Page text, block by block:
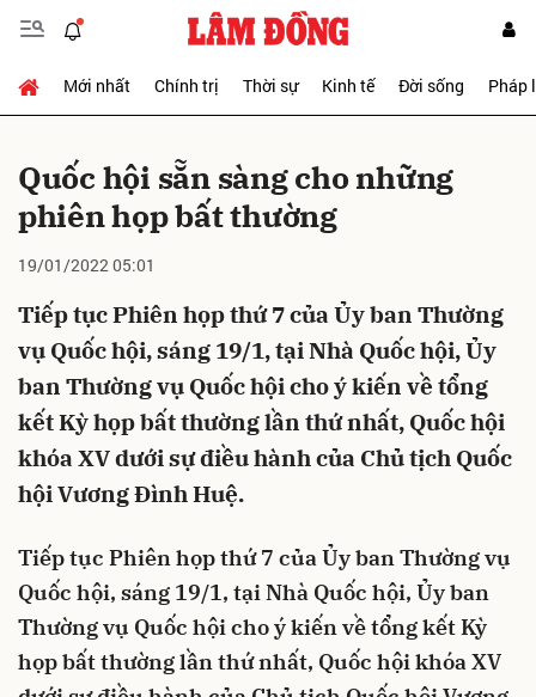
Mới nhất Chính trị Thời sự Kinh tế Đời sống Pháp
Quốc hội sẵn sàng cho những
phiên họp bất thường
19/01/2022 05:01
Tiếp tục Phiên họp thứ 7 của Ủy ban Thường
vụ Quốc hội, sáng 19/1, tại Nhà Quốc hội, Ủy
ban Thường vụ Quốc hội cho ý kiến về tổng
kết Kỳ họp bất thường lần thứ nhất, Quốc hội
khóa XV dưới sự điều hành của Chủ tịch Quốc
hội Vương Đình Huệ.
Tiếp tục Phiên họp thứ 7 của Ủy ban Thường vụ
Quốc hội, sáng 19/1, tại Nhà Quốc hội, Ủy ban
Thường vụ Quốc hội cho ý kiến về tổng kết Kỳ
họp bất thường lần thứ nhất, Quốc hội khóa XV
Gửi bình luận
Hủy Gửi